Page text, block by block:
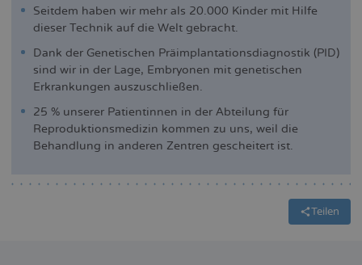
Seitdem haben wir mehr als 20.000 Kinder mit Hilfe
dieser Technik auf die Welt gebracht.
Dank der Genetischen Präimplantationsdiagnostik (PID)
sind wir in der Lage, Embryonen mit genetischen
Erkrankungen auszuschließen.
25 % unserer Patientinnen in der Abteilung für
Reproduktionsmedizin kommen zu uns, weil die
Behandlung in anderen Zentren gescheitert ist.
Teilen